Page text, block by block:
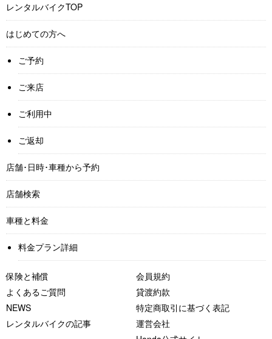
レンタルバイクTOP
はじめての方へ
ご予約
ご来店
ご利用中
ご返却
店舗･日時･車種から予約
店舗検索
車種と料金
料金プラン詳細
保険と補償
よくあるご質問
NEWS
レンタルバイクの記事
会員規約
貸渡約款
特定商取引に基づく表記
運営会社